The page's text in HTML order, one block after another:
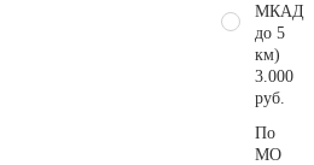
МКАД
до 5
км)
3.000
руб.
По
МО